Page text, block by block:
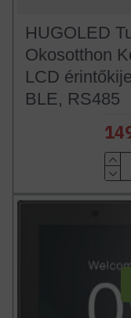
HUGOLED
Okosotthon
LCD
BLE, RS485